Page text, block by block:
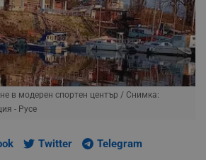
в модерен спортен център / Снимка:
- Русе
Twitter Telegram